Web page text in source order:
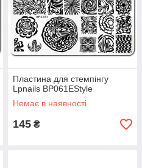
Пластина для стемпінгу
Lpnails BP061EStyle
Немає в наявності
145 ₴